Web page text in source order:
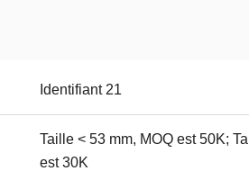
Identifiant 21
Taille < 53 mm, MOQ est 50K;
est 30K